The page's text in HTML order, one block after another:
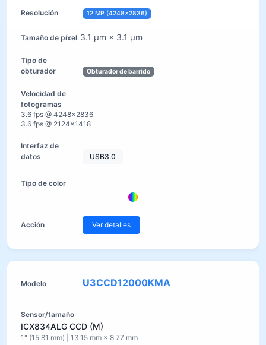
12 MP (4248×2836)
3.1 µm × 3.1 µm
Obturador de barrido
3.6 fps @ 4248×2836
3.6 fps @ 2124×1418
USB3.0
Ver detalles
U3CCD12000KMA
ICX834ALG CCD (M)
1" (15.81 mm) | 13.15 mm × 8.77 mm